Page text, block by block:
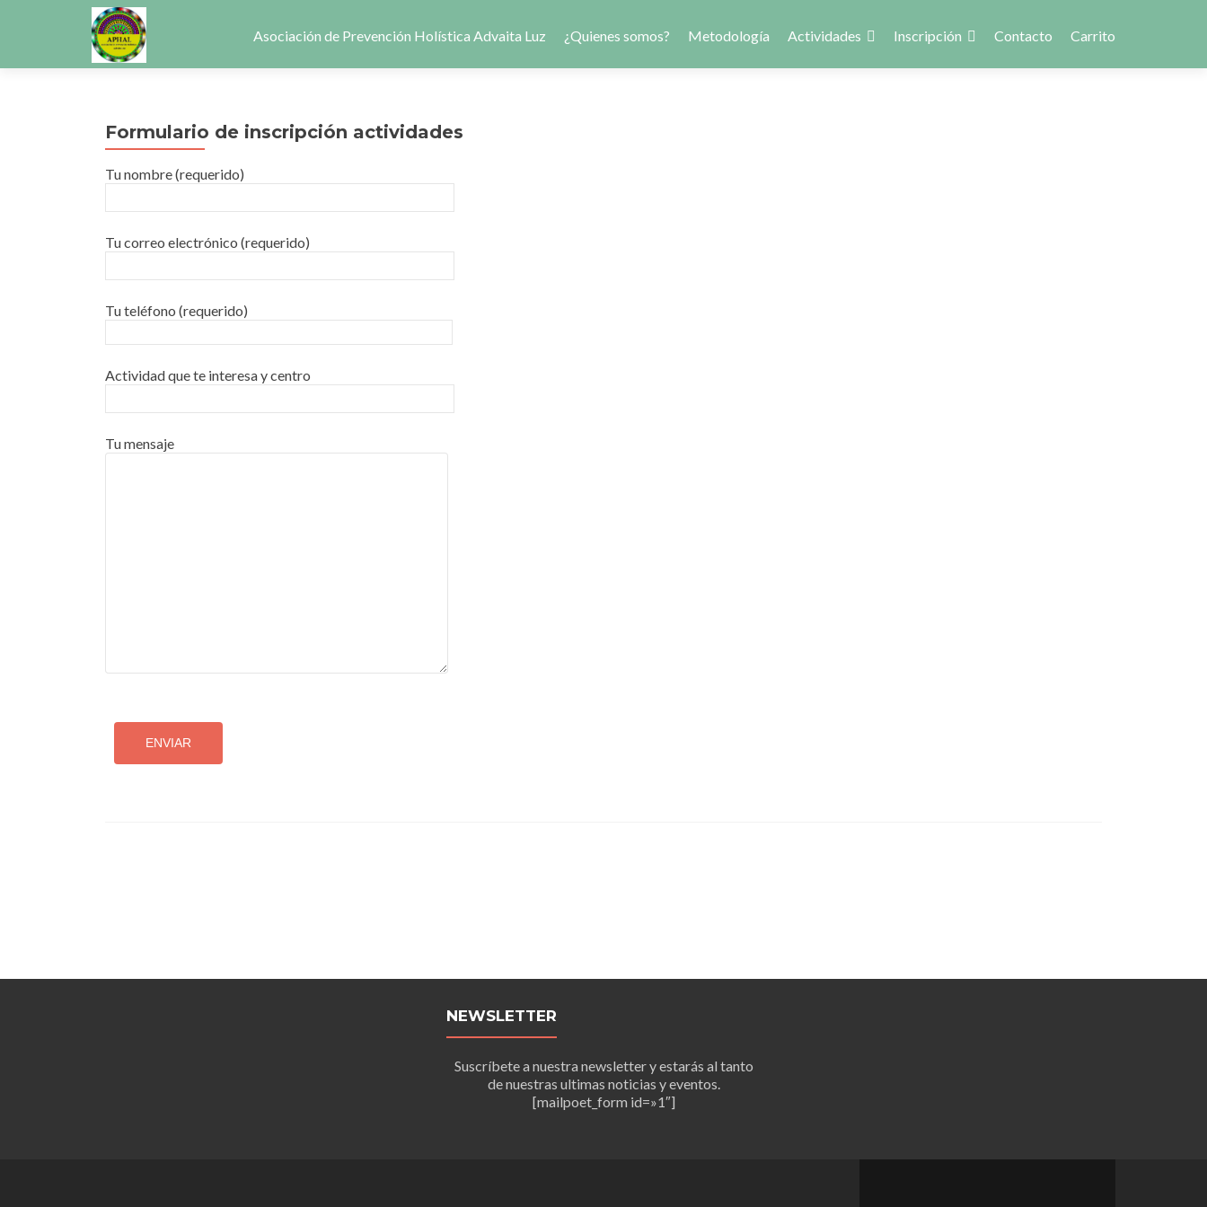
al
Asociación de Prevención Holística Advaita Luz ¿Quienes somos? Metodología Actividades Inscripción Contacto Carrito
Formulario de inscripción actividades
Tu nombre (requerido)
Tu correo electrónico (requerido)
Tu teléfono (requerido)
Actividad que te interesa y centro
Tu mensaje
NEWSLETTER
Suscríbete a nuestra newsletter y estarás al tanto
de nuestras ultimas noticias y eventos.
[mailpoet_form id=»1″]